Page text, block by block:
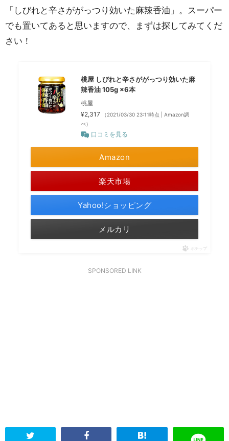
「しびれと辛さががっつり効いた麻辣香油」。スーパー
でも置いてあると思いますので、まずは探してみてくだ
さい！
桃屋 しびれと辛さががっつり効いた麻
辣香油 105g ×6本
桃屋
¥2,317
（2021/03/30 23:11時点 | Amazon調
べ）
口コミを見る
Amazon
楽天市場
Yahoo!ショッピング
メルカリ
ポチップ
SPONSORED LINK